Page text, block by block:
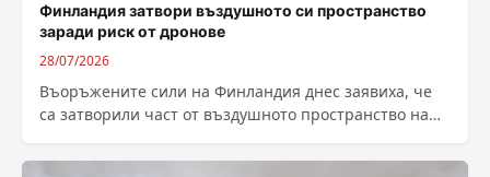
Финландия затвори въздушното си пространство
заради риск от дронове
28/07/2026
Въоръжените сили на Финландия днес заявиха, че
са затворили част от въздушното пространство на